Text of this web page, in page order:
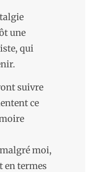
une
qui
suivre
ce
moi,
en termes